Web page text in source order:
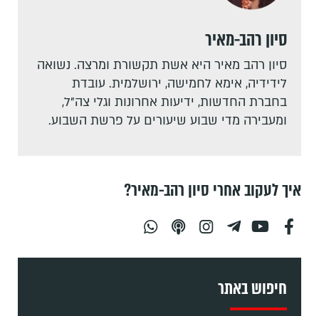
סיון רהב-מאיר
סיון רהב מאיר היא אשת תקשורת ומרצה. נשואה
לידידיה, אימא לחמישה, ירושלמית. עובדת
בחברת החדשות, ידיעות אחרונות וגלי צה"ל,
ומעבירה מדי שבוע שיעורים על פרשת השבוע.
איך לעקוב אחרי סיון רהב-מאיר?
חיפוש באתר